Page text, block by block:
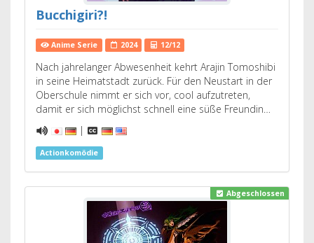
Bucchigiri?!
Anime Serie 2024 12/12
Nach jahrelanger Abwesenheit kehrt Arajin Tomoshibi
in seine Heimatstadt zurück. Für den Neustart in der
Oberschule nimmt er sich vor, cool aufzutreten,
damit er sich möglichst schnell eine süße Freundin…
|
Actionkomödie
Abgeschlossen